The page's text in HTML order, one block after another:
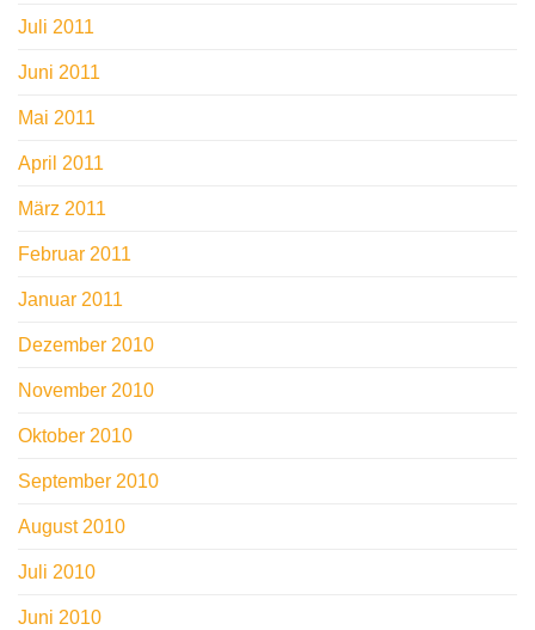
Juli 2011
Juni 2011
Mai 2011
April 2011
März 2011
Februar 2011
Januar 2011
Dezember 2010
November 2010
Oktober 2010
September 2010
August 2010
Juli 2010
Juni 2010